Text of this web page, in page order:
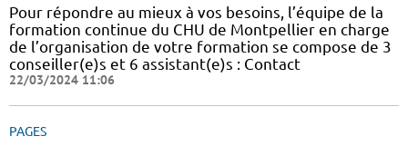
Pour répondre au mieux à vos besoins, l’équipe de la
formation continue du CHU de Montpellier en charge
de l’organisation de votre formation se compose de 3
conseiller(e)s et 6 assistant(e)s : Contact
22/03/2024 11:06
PAGES